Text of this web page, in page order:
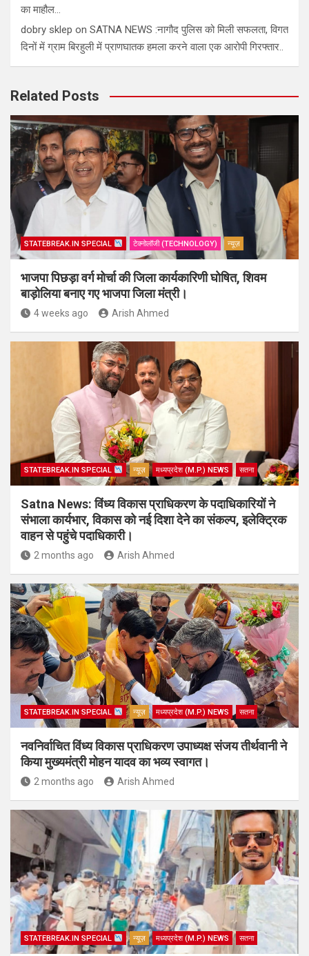
का माहौल…
dobry sklep on SATNA NEWS :नागौद पुलिस को मिली सफलता, विगत
दिनों में ग्राम बिरहुली में प्राणघातक हमला करने वाला एक आरोपी गिरफ्तार..
Related Posts
STATEBREAK.IN SPECIAL टेक्नोलॉजी (TECHNOLOGY) न्यूज़
भाजपा पिछड़ा वर्ग मोर्चा की जिला कार्यकारिणी घोषित, शिवम
बाड़ोलिया बनाए गए भाजपा जिला मंत्री।
4 weeks ago Arish Ahmed
STATEBREAK.IN SPECIAL न्यूज़ मध्यप्रदेश (M.P.) NEWS सतना
Satna News: विंध्य विकास प्राधिकरण के पदाधिकारियों ने
संभाला कार्यभार, विकास को नई दिशा देने का संकल्प, इलेक्ट्रिक
वाहन से पहुंचे पदाधिकारी।
2 months ago Arish Ahmed
STATEBREAK.IN SPECIAL न्यूज़ मध्यप्रदेश (M.P.) NEWS सतना
नवनिर्वाचित विंध्य विकास प्राधिकरण उपाध्यक्ष संजय तीर्थवानी ने
किया मुख्यमंत्री मोहन यादव का भव्य स्वागत।
2 months ago Arish Ahmed
STATEBREAK.IN SPECIAL न्यूज़ मध्यप्रदेश (M.P.) NEWS सतना